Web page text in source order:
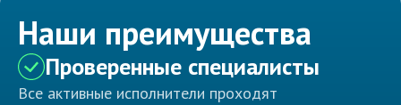
Наши преимущества
Проверенные специалисты
Все активные исполнители проходят